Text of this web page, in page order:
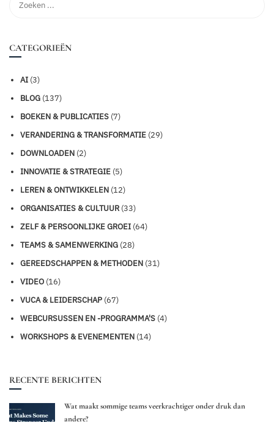
CATEGORIEËN
AI (3)
BLOG (137)
BOEKEN & PUBLICATIES (7)
VERANDERING & TRANSFORMATIE (29)
DOWNLOADEN (2)
INNOVATIE & STRATEGIE (5)
LEREN & ONTWIKKELEN (12)
ORGANISATIES & CULTUUR (33)
ZELF & PERSOONLIJKE GROEI (64)
TEAMS & SAMENWERKING (28)
GEREEDSCHAPPEN & METHODEN (31)
VIDEO (16)
VUCA & LEIDERSCHAP (67)
WEBCURSUSSEN EN -PROGRAMMA'S (4)
WORKSHOPS & EVENEMENTEN (14)
RECENTE BERICHTEN
Wat maakt sommige teams veerkrachtiger onder druk dan
andere?